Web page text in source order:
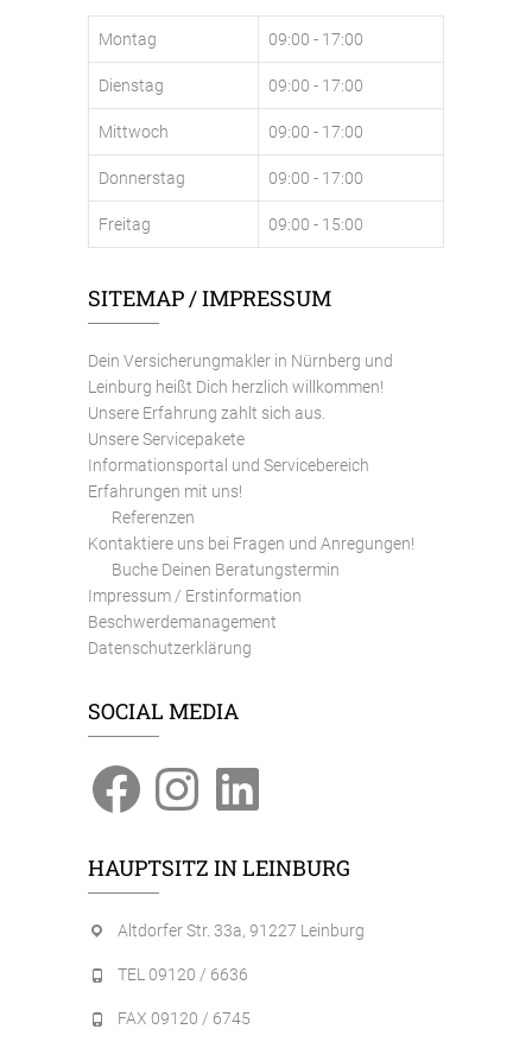
Montag 09:00 - 17:00
Dienstag 09:00 - 17:00
Mittwoch 09:00 - 17:00
Donnerstag 09:00 - 17:00
Freitag 09:00 - 15:00
SITEMAP / IMPRESSUM
Dein Versicherungmakler in Nürnberg und
Leinburg heißt Dich herzlich willkommen!
Unsere Erfahrung zahlt sich aus.
Unsere Servicepakete
Informationsportal und Servicebereich
Erfahrungen mit uns!
Referenzen
Kontaktiere uns bei Fragen und Anregungen!
Buche Deinen Beratungstermin
Impressum / Erstinformation
Beschwerdemanagement
Datenschutzerklärung
SOCIAL MEDIA
FacebookInstagramLinkedIn
HAUPTSITZ IN LEINBURG
Altdorfer Str. 33a, 91227 Leinburg
TEL 09120 / 6636
FAX 09120 / 6745